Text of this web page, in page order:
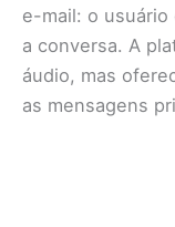
e-mail: o usuário
a conversa. A
áudio, mas
as mensagens